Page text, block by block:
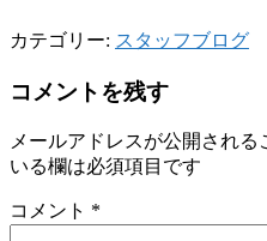
カテゴリー: スタッフブログ
コメントを残す
メールアドレスが公開される
いる欄は必須項目です
コメント *